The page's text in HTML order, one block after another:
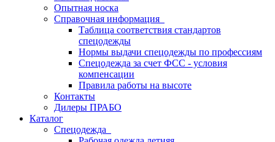
Опытная носка
Справочная информация
Таблица соответствия стандартов
спецодежды
Нормы выдачи спецодежды по профессиям
Спецодежда за счет ФСС - условия
компенсации
Правила работы на высоте
Контакты
Дилеры ПРАБО
Каталог
Спецодежда